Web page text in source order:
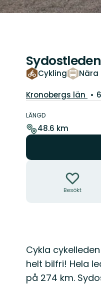
Cykling
Län:
Kronobergs län
om
leden
LÄNGD
48.6 km
Besökt
Beskrivning
Cykla
helt bilfri! Hela
på 274 km.